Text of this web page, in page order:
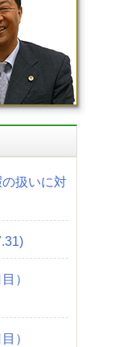
扱いに対
）
）